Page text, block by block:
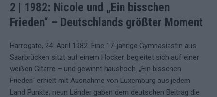
2 | 1982: Nicole und „Ein bisschen
Frieden“ – Deutschlands größter Moment
Harrogate, 24. April 1982. Eine 17-jährige Gymnasiastin aus
Saarbrücken sitzt auf einem Hocker, begleitet sich auf einer
weißen Gitarre – und gewinnt haushoch. „Ein bisschen
Frieden“ erhielt mit Ausnahme von Luxemburg aus jedem
Land Punkte; neun Länder gaben dem deutschen Beitrag die